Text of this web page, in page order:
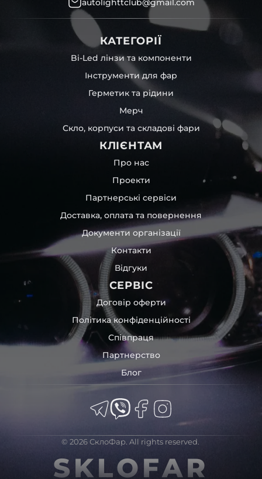
autolighttclub@gmail.com
КАТЕГОРІЇ
Bi-Led лінзи та компоненти
Інструменти для фар
Герметик та рідини
Мерч
Скло, корпуси та складові фари
КЛІЄНТАМ
Про нас
Проекти
Партнерські сервіси
Доставка, оплата та повернення
Документи організації
Контакти
Відгуки
СЕРВІС
Договір оферти
Політика конфіденційності
Співпраця
Партнерство
Блог
© 2026 СклоФар. All rights reserved.
SKLOFAR